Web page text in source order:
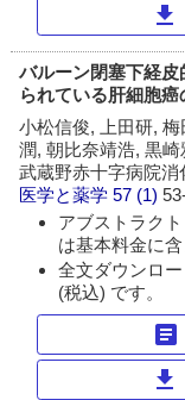
download
バルーン閉塞下経
られている肝細胞癌
小松信俊, 上田研,
潤, 朝比奈靖浩, 黒
武蔵野赤十字病院消
医学と薬学 57 (1)
アブストラク
は基本料金に含
全文ダウンロ
(税込) です。
article
download